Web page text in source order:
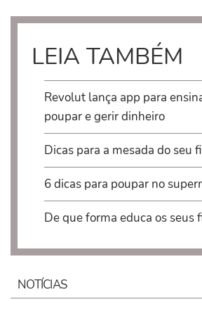
LEIA TAMBÉM
Revolut lança app para
poupar e gerir dinheiro
​Dicas para a mesada do seu
6 dicas para poupar no
De que forma educa os seus
NOTÍCIAS